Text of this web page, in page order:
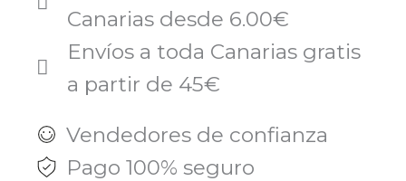
Canarias desde 6.00€
Envíos a toda Canarias gratis
a partir de 45€
Vendedores de confianza
Pago 100% seguro